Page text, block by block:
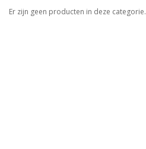
Er zijn geen producten in deze categorie.